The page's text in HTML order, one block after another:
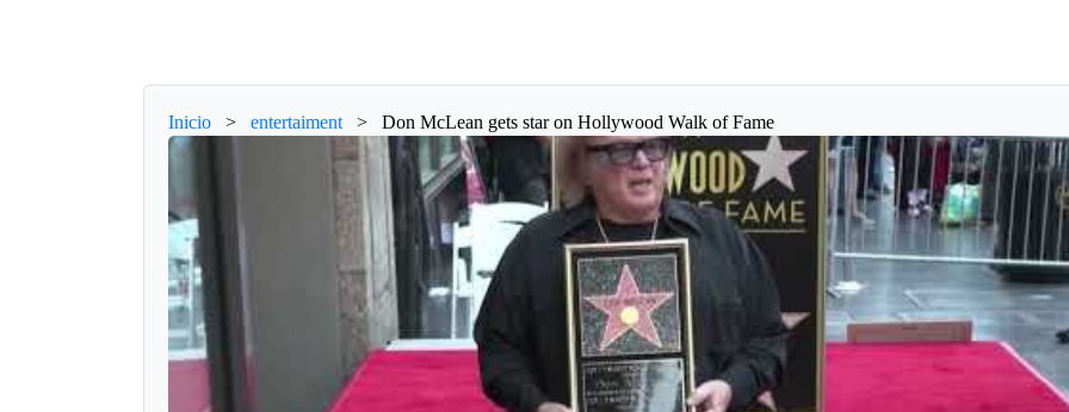
Inicio > entertaiment > Don McLean gets star on Hollywood Walk of Fame